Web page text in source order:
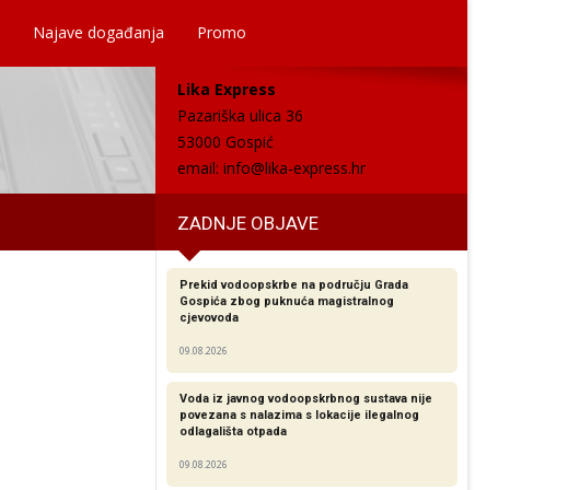
Najave događanja Promo
Lika Express
Pazariška ulica 36
53000 Gospić
email: info@lika-express.hr
ZADNJE OBJAVE
Prekid vodoopskrbe na području Grada
Gospića zbog puknuća magistralnog
cjevovoda
09.08.2026
Voda iz javnog vodoopskrbnog sustava nije
povezana s nalazima s lokacije ilegalnog
odlagališta otpada
09.08.2026